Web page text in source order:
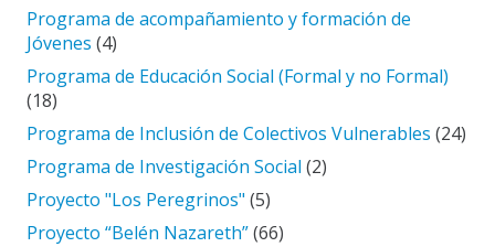
Programa de acompañamiento y formación de
Jóvenes (4)
Programa de Educación Social (Formal y no Formal)
(18)
Programa de Inclusión de Colectivos Vulnerables (24)
Programa de Investigación Social (2)
Proyecto "Los Peregrinos" (5)
Proyecto “Belén Nazareth”(66)